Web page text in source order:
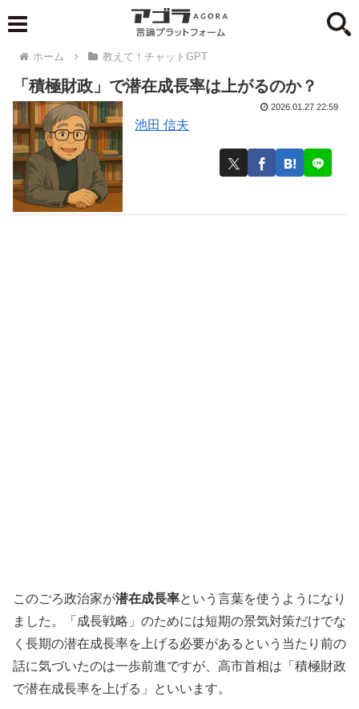
ホーム 教えて！チャットGPT
「積極財政」で潜在成長率は上がるのか？
池田 信夫
2026.01.27 22:59
このごろ政治家が潜在成長率という言葉を使うようになり
ました。「成長戦略」のためには短期の景気対策だけでな
く長期の潜在成長率を上げる必要があるという当たり前の
話に気づいたのは一歩前進ですが、高市首相は「積極財政
で潜在成長率を上げる」といいます。